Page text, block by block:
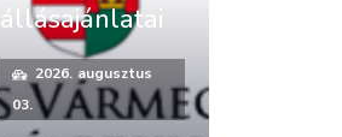
állásajánlatai
2026. augusztus
03.